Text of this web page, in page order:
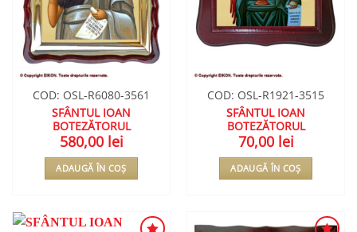
COD: OSL-R6080-3561
SFÂNTUL IOAN
BOTEZĂTORUL
580,00 lei
ADAUGĂ ÎN COȘ
COD: OSL-R1921-3515
SFÂNTUL IOAN
BOTEZĂTORUL
70,00 lei
ADAUGĂ ÎN COȘ